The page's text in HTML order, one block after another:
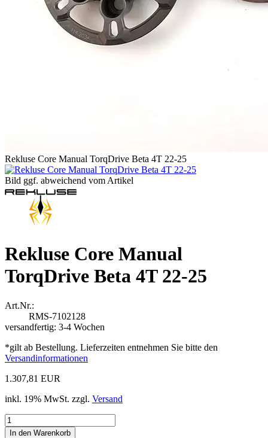
Rekluse Core Manual TorqDrive Beta 4T 22-25
Bild ggf. abweichend vom Artikel
Rekluse Core Manual
TorqDrive Beta 4T 22-25
Art.Nr.:
RMS-7102128
versandfertig: 3-4 Wochen
*gilt ab Bestellung. Lieferzeiten entnehmen Sie bitte den
Versandinformationen
1.307,81 EUR
inkl. 19% MwSt. zzgl. Versand